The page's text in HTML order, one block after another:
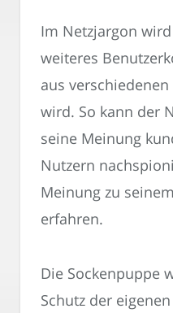
Im Netzjargon
weiteres
aus
wird. So kann der
seine Meinung
Nutzern
Meinung zu
erfahren.
Die Sockenpuppe
Schutz der